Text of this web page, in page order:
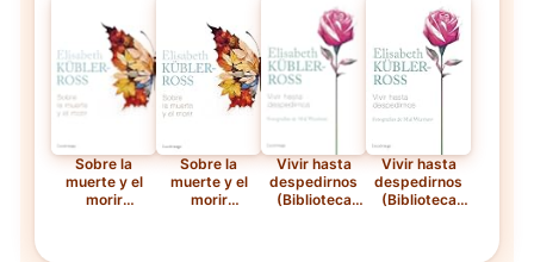
(Biblioteca
Elisabeth
Kübler-Ross)
— Libro
electrónico
Kübler-Ross)
— Libro
electrónico
Kübler-Ross)
Sobre la
muerte y el
morir
Sobre la
muerte y el
morir
Vivir hasta
despedirnos
(Biblioteca
Vivir hasta
despedirnos
(Biblioteca